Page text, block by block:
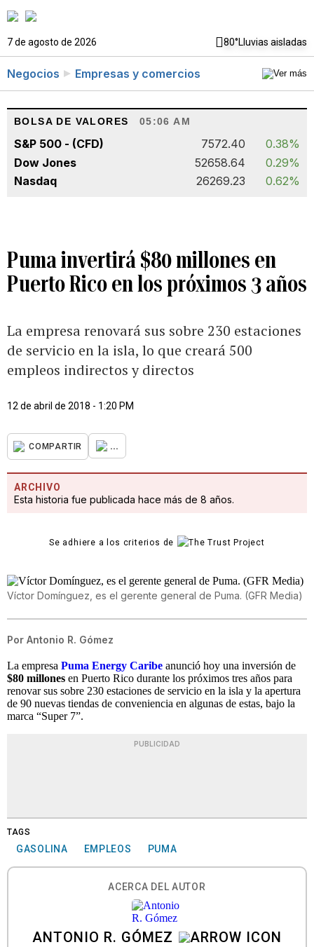
7 de agosto de 2026 80°Lluvias aisladas
Negocios Empresas y comercios
BOLSA DE VALORES 05:06 AM
S&P 500 - (CFD) 7572.40
0.38%
Dow Jones
52658.64
0.29%
Nasdaq
26269.23 0.62%
Puma invertirá $80 millones en
Puerto Rico en los próximos 3 años
La empresa renovará sus sobre 230 estaciones
de servicio en la isla, lo que creará 500
empleos indirectos y directos
12 de abril de 2018 - 1:20 PM
COMPARTIR ...
ARCHIVO
Esta historia fue publicada hace más de 8 años.
Se adhiere a los criterios de
Víctor Domínguez, es el gerente general de Puma. (GFR Media)
Por Antonio R. Gómez
La empresa Puma Energy Caribe anunció hoy una inversión de
$80 millones en Puerto Rico durante los próximos tres años para
renovar sus sobre 230 estaciones de servicio en la isla y la apertura
de 90 nuevas tiendas de conveniencia en algunas de estas, bajo la
marca “Super 7”.
PUBLICIDAD
TAGS
GASOLINA EMPLEOS PUMA
ACERCA DEL AUTOR
ANTONIO R. GÓMEZ